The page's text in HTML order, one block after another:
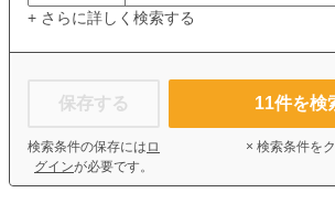
+ さらに詳しく検索する
保存する
検索条件の保存には ロ
グインが必要です。
11件を検
× 検索条件を